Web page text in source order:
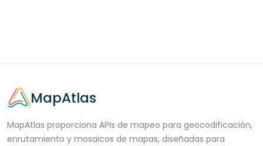
MapAtlas
MapAtlas proporciona APIs de mapeo para geocodificación,
enrutamiento y mosaicos de mapas, diseñadas para